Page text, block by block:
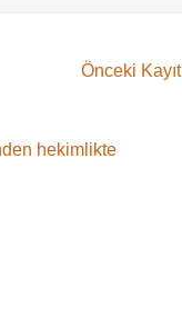
Önceki Kayıt
hekimlikte